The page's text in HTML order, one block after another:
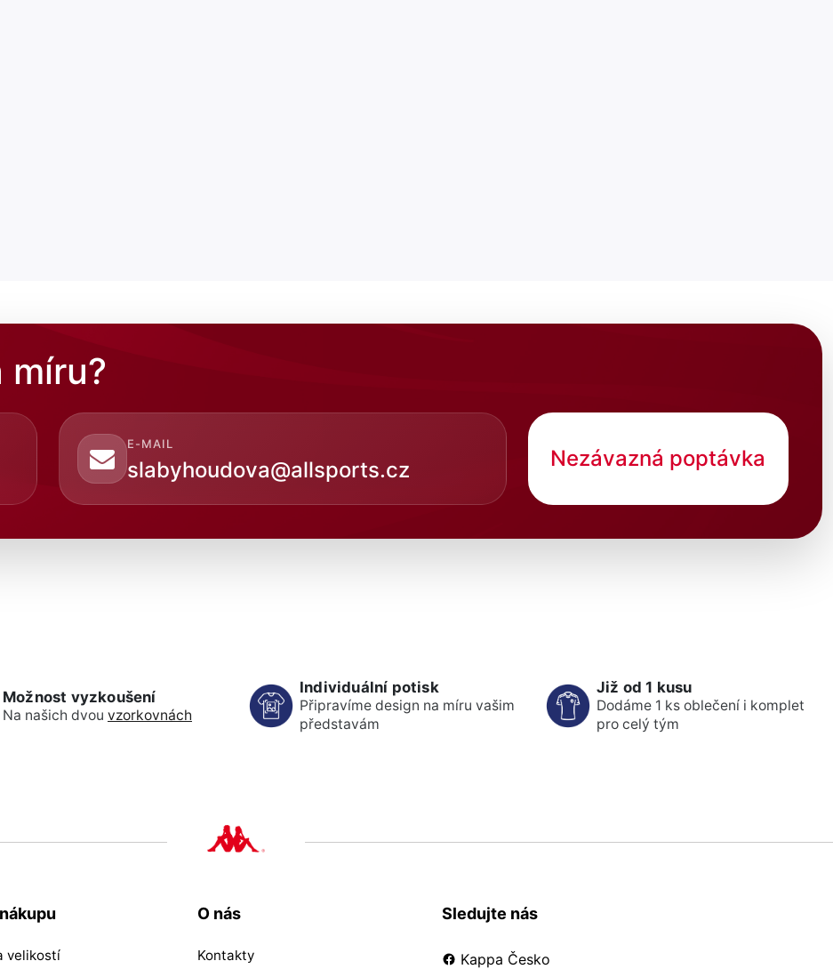
míru?
E-MAIL
slabyhoudova@allsports.cz Nezávazná poptávka
Možnost vyzkoušení
Na našich dvou vzorkovnách
Individuální potisk
Připravíme design na míru vašim
představám
Již od 1 kusu
Dodáme 1 ks oblečení i komplet
pro celý tým
velikostí
O nás
Kontakty
Sledujte nás
Kappa Česko